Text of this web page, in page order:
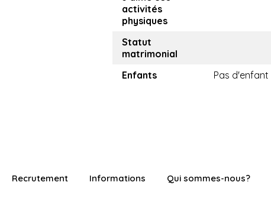
activités
physiques
Statut
matrimonial
Enfants
Pas d'enfant
Recrutement Informations Qui sommes-nous?